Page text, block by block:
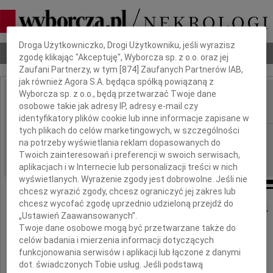
Nekrologi Odeszli Poradnik pogrzebowy
IMIĘ I NAZWISKO: Anna Hermanowicz
REGION: Kraków
DATA EMISJI: 15.04.2025
Z głębokim żalem i smutkiem zawiadamiamy,
że dnia 14 kwietnia 2025 roku,
odeszła od Nas
Dbamy o Twoją prywatność
Droga Użytkowniczko, Drogi Użytkowniku, jeśli wyrazisz
zgodę klikając "Akceptuję", Wyborcza sp. z o.o. oraz jej
Zaufani Partnerzy, w tym [874 ] Zaufanych Partnerów IAB,
jak również Agora S.A. będąca spółką powiązaną z
Wyborcza sp. z o.o., będą przetwarzać Twoje dane
osobowe takie jak adresy IP, adresy e-mail czy
identyfikatory plików cookie lub inne informacje zapisane w
tych plikach do celów marketingowych, w szczególności
na potrzeby wyświetlania reklam dopasowanych do
Twoich zainteresowań i preferencji w swoich serwisach,
aplikacjach i w Internecie lub personalizacji treści w nich
wyświetlanych. Wyrażenie zgody jest dobrowolne. Jeśli nie
chcesz wyrazić zgody, chcesz ograniczyć jej zakres lub
chcesz wycofać zgodę uprzednio udzieloną przejdź do
„Ustawień Zaawansowanych”.
Twoje dane osobowe mogą być przetwarzane także do
celów badania i mierzenia informacji dotyczących
funkcjonowania serwisów i aplikacji lub łączone z danymi
dot. świadczonych Tobie usług. Jeśli podstawą